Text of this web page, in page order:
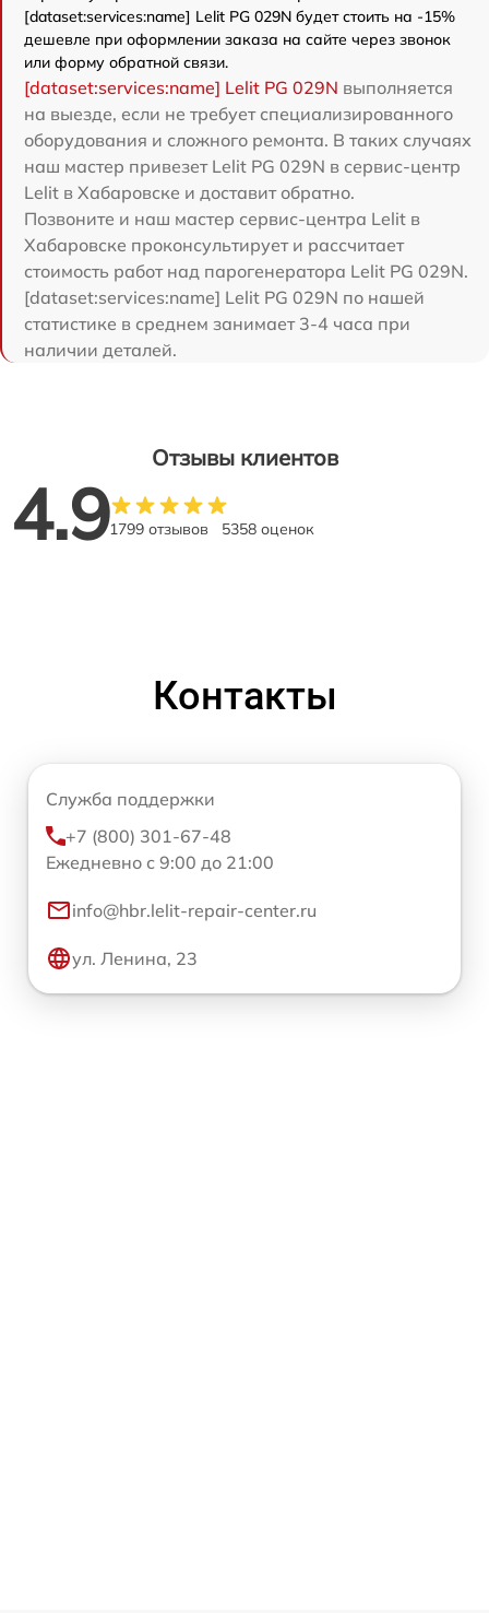
[dataset:services:name] Lelit PG 029N будет стоить на -15%
дешевле при оформлении заказа на сайте через звонок
или форму обратной связи.
[dataset:services:name] Lelit PG 029N выполняется
на выезде, если не требует специализированного
оборудования и сложного ремонта. В таких случаях
наш мастер привезет Lelit PG 029N в сервис-центр
Lelit в Хабаровске и доставит обратно.
Позвоните и наш мастер сервис-центра Lelit в
Хабаровске проконсультирует и рассчитает
стоимость работ над парогенератора Lelit PG 029N.
[dataset:services:name] Lelit PG 029N по нашей
статистике в среднем занимает 3-4 часа при
наличии деталей.
Отзывы клиентов
4.91799 отзывов 5358 оценок
Контакты
Служба поддержки
+7 (800) 301-67-48
Ежедневно с 9:00 до 21:00
info@hbr.lelit-repair-center.ru
ул. Ленина, 23